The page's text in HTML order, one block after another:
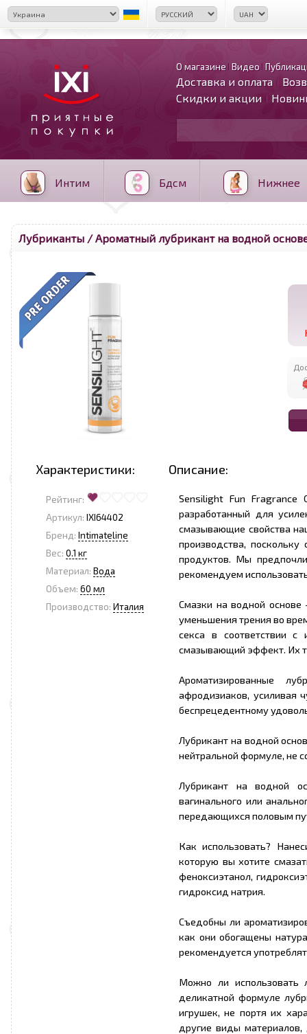
О магазине Видео
Доставка и оплата
Скидки и акции
Интим Бдсм Нижнее
Лубриканты / Ароматный лубрикант на водной
Характеристики: Описание:
Рейтинг:
Артикул: IXI64402
Бренд: Intimateline
Вес: 0.1 кг
Материал: Вода
Объем: 60 мл
Производство: Италия
Sensilight Fun Fragrance
разработанный для
смазывающие свойства
производства,
продуктов. Мы
рекомендуем
Смазки на водной основе
уменьшения трения во
секса в соответствии
смазывающий эффект. Их
Ароматизированные
афродизиаков, усиливая
беспрецедентному
Лубрикант на водной
нейтральной формуле, не
Лубрикант на водной
вагинального или
передающихся половым
Как использовать?
которую вы хотите
феноксиэтанол,
гидроксид натрия.
Съедобны ли
как они обогащены
рекомендуется
Можно ли использовать
деликатной формуле
игрушек, не портя их
другие виды